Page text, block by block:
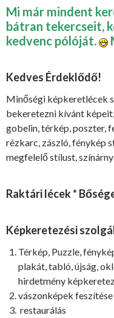
Mi már mindent
bátran tekercseit,
kedvenc pólóját.
Kedves Érdeklődő!
Minőségi képkeretlécek
bekeretezni kívánt
gobelin, térkép, poszter,
rézkarc, zászló, fénykép
megfelelő stílust,
Raktári lécek *
Képkeretezési
Térkép, Puzzle,
plakát, tabló, újság,
hirdetmény
vászonképek feszítése
restaurálás